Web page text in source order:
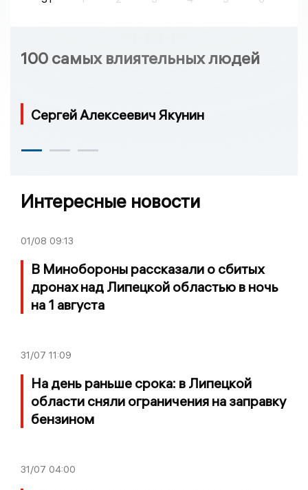
100 самых влиятельных людей
Сергей Алексеевич Якунин
Интересные новости
01/08 09:13
В Минобороны рассказали о сбитых
дронах над Липецкой областью в ночь
на 1 августа
31/07 11:09
На день раньше срока: в Липецкой
области сняли ограничения на заправку
бензином
31/07 04:00